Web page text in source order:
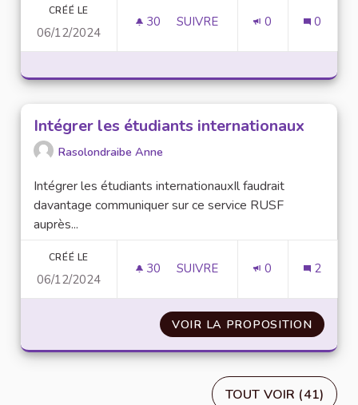
CRÉÉ LE
06/12/2024
30 30 ABONNÉS
SUIVRE 0 0
Intégrer les étudiants internationaux
Rasolondraibe Anne
Intégrer les étudiants internationauxIl faudrait
davantage communiquer sur ce service RUSF
auprès...
CRÉÉ LE
06/12/2024
30 30 ABONNÉS
SUIVRE 0 2
VOIR LA PROPOSITION
TOUT VOIR (41)